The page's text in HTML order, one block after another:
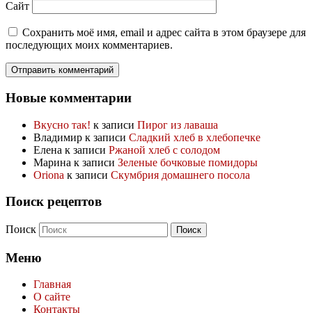
Сайт
Сохранить моё имя, email и адрес сайта в этом браузере для
последующих моих комментариев.
Новые комментарии
Вкусно так! к записи Пирог из лаваша
Владимир к записи Сладкий хлеб в хлебопечке
Елена к записи Ржаной хлеб с солодом
Марина к записи Зеленые бочковые помидоры
Oriona к записи Скумбрия домашнего посола
Поиск рецептов
Поиск
Меню
Главная
О сайте
Контакты